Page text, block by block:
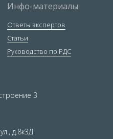
Инфо-материалы
Ответы экспертов
Статьи
Руководство по РДС
3
д.8к3Д